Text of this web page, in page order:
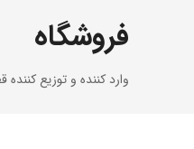
فروشگاه
وارد کننده و توزیع